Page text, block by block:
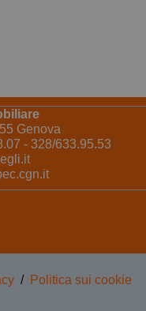
Genova
- 328/633.95.53
/ Politica sui cookie